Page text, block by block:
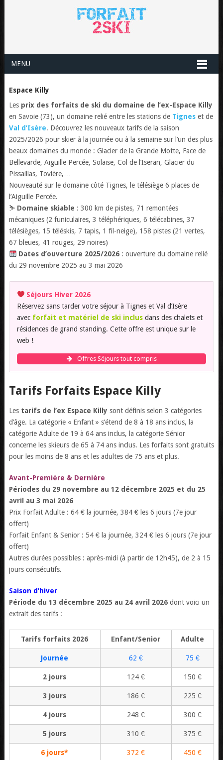
MENU
Espace Killy
Les prix des forfaits de ski du domaine de l’ex-Espace Killy
en Savoie (73), un domaine relié entre les stations de Tigneset de
Val d’Isère. Découvrez les nouveaux tarifs de la saison
2025/2026 pour skier à la journée ou à la semaine sur l’un des plus
beaux domaines du monde : Glacier de la Grande Motte, Face de
Bellevarde, Aiguille Percée, Solaise, Col de l’Iseran, Glacier du
Pissaillas, Tovière,…
Nouveauté sur le domaine côté Tignes, le télésiège 6 places de
l’Aiguille Percée.
⛷️ Domaine skiable : 300 km de pistes, 71 remontées
mécaniques (2 funiculaires, 3 téléphériques, 6 télécabines, 37
télésièges, 15 téléskis, 7 tapis, 1 fil-neige), 158 pistes (21 vertes,
67 bleues, 41 rouges, 29 noires)
Dates d’ouverture 2025/2026 : ouverture du domaine relié
du 29 novembre 2025 au 3 mai 2026
Séjours Hiver 2026
Réservez sans tarder votre séjour à Tignes et Val d’Isère
avec forfait et matériel de ski inclus dans des chalets et
résidences de grand standing. Cette offre est unique sur le
web !
Offres Séjours tout compris
Tarifs Forfaits Espace Killy
Les tarifs de l’ex Espace Killy sont définis selon 3 catégories
d’âge. La catégorie « Enfant » s’étend de 8 à 18 ans inclus, la
catégorie Adulte de 19 à 64 ans inclus, la catégorie Sénior
concerne les skieurs de 65 à 74 ans inclus. Les forfaits sont gratuits
pour les moins de 8 ans et les adultes de 75 ans et plus.
Avant-Première & Dernière
Périodes du 29 novembre au 12 décembre 2025 et du 25
avril au 3 mai 2026
Prix Forfait Adulte : 64 € la journée, 384 € les 6 jours (7e jour
offert)
Forfait Enfant & Senior : 54 € la journée, 324 € les 6 jours (7e jour
offert)
Autres durées possibles : après-midi (à partir de 12h45), de 2 à 15
jours consécutifs.
Saison d’hiver
Période du 13 décembre 2025 au 24 avril 2026dont voici un
extrait des tarifs :
Tarifs forfaits 2026 Enfant/Senior Adulte
Journée 62 € 75 €
2 jours 124 € 150 €
3 jours 186 € 225 €
4 jours 248 € 300 €
5 jours 310 € 375 €
6 jours* 372 € 450 €